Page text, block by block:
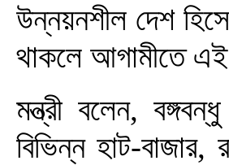
উন্নয়নশীল দেশ
থাকলে আগামীতে এই
মন্ত্রী বলেন,
বিভিন্ন হাট-